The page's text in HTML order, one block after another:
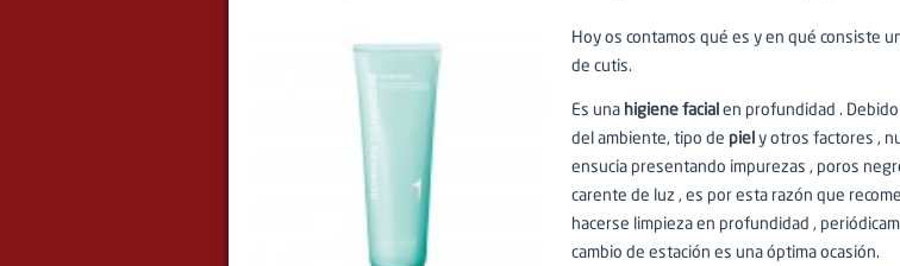
Hoy os contamos qué es y en qué consiste
de cutis.
Es una higiene facial en profundidad . Debido
del ambiente, tipo de piel y otros factores ,
ensucia presentando impurezas , poros
carente de luz , es por esta razón que
hacerse limpieza en profundidad ,
cambio de estación es una óptima ocasión.